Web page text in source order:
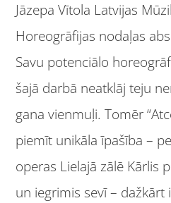
Jāzepa Vītola Latvijas
Horeogrāfijas nodaļas
Savu potenciālo
šajā darbā neatklāj teju
gana vienmuļi. Tomēr
piemīt unikāla īpašība –
operas Lielajā zālē Kārlis
un iegrimis sevī – dažkārt